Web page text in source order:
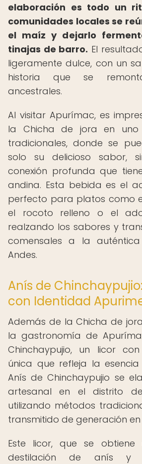
elaboración es todo un
comunidades locales se
el maíz y dejarlo
tinajas de barro. El
ligeramente dulce, con un
historia que se
ancestrales.
Al visitar Apurímac, es
la Chicha de jora en
tradicionales, donde se
solo su delicioso sabor,
conexión profunda que
andina. Esta bebida es el
perfecto para platos como
el rocoto relleno o el
realzando los sabores y
comensales a la
Andes.
Anís de
con Identidad
Además de la Chicha de
la gastronomía de
Chinchaypujio, un licor
única que refleja la
Anís de Chinchaypujio se
artesanal en el distrito de
utilizando métodos
transmitido de generación
Este licor, que se
destilación de anís y